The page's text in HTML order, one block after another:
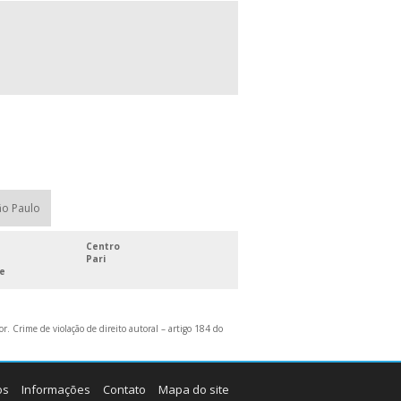
Paulo
Centro
Pari
Crime de violação de direito autoral – artigo 184 do
Informações Contato Mapa do site